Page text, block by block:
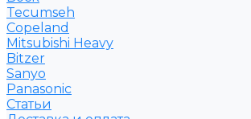
Tecumseh
Copeland
Mitsubishi Heavy
Bitzer
Sanyo
Рanasonic
Статьи